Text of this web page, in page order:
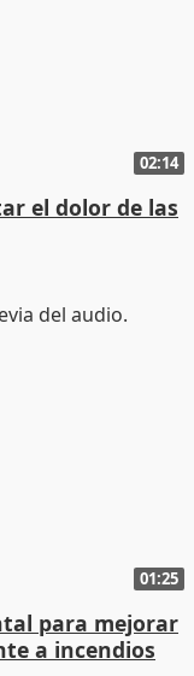
02:14
el dolor de las
01:25
para mejorar
a incendios